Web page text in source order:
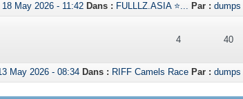
18 May 2026 - 11:42 Dans : FULLLZ.ASIA ⭐... Par : dumps
4 40
May 2026 - 08:34 Dans : RIFF Camels Race Par : dumps